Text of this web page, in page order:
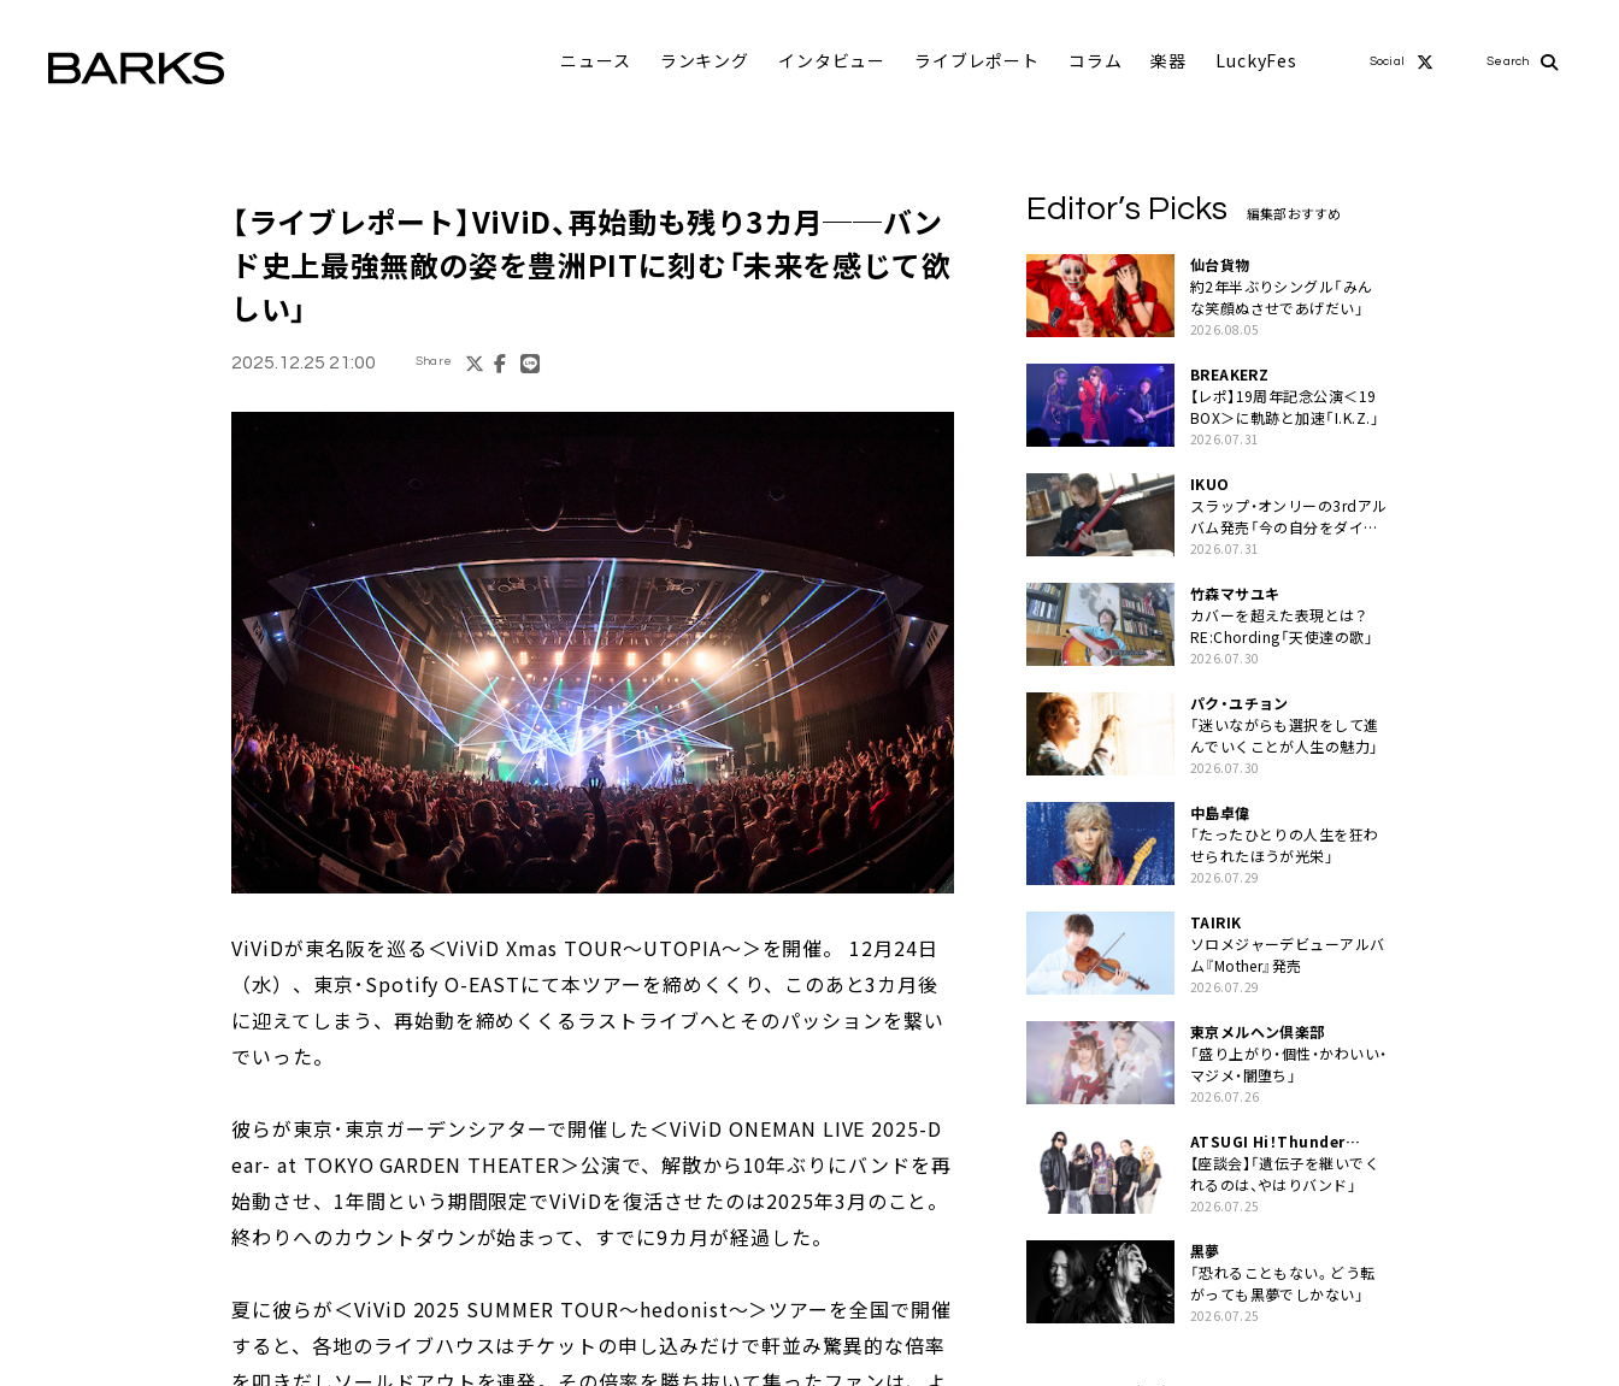
ニュース ランキング インタビュー ライブレポート コラム 楽器 LuckyFes Social Search
【ライブレポート】ViViD、再始動も残り3カ月──バン
ド史上最強無敵の姿を豊洲PITに刻む「未来を感じて欲
しい」
2025.12.25 21:00 Share
ViViDが東名阪を巡る＜ViViD Xmas TOUR～UTOPIA～＞を開催。 12月24日
（水）、東京･Spotify O-EASTにて本ツアーを締めくくり、このあと3カ月後
に迎えてしまう、再始動を締めくくるラストライブへとそのパッションを繋い
でいった。
彼らが東京･東京ガーデンシアターで開催した＜ViViD ONEMAN LIVE 2025-D
ear- at TOKYO GARDEN THEATER＞公演で、解散から10年ぶりにバンドを再
始動させ、1年間という期間限定でViViDを復活させたのは2025年3月のこと。
終わりへのカウントダウンが始まって、すでに9カ月が経過した。
夏に彼らが＜ViViD 2025 SUMMER TOUR～hedonist～＞ツアーを全国で開催
すると、各地のライブハウスはチケットの申し込みだけで軒並み驚異的な倍率
Editor’s Picks 編集部おすすめ
仙台貨物
約2年半ぶりシングル「みん
な笑顔ぬさせであげだい」
2026.08.05
BREAKERZ
【レポ】19周年記念公演＜19
BOX＞に軌跡と加速「I.K.Z.」
2026.07.31
IKUO
スラップ・オンリーの3rdアル
バム発売「今の自分をダイレ
クトに」
2026.07.31
竹森マサユキ
カバーを超えた表現とは？
RE:Chording「天使達の歌」
2026.07.30
パク・ユチョン
「迷いながらも選択をして進
んでいくことが人生の魅力」
2026.07.30
中島卓偉
「たったひとりの人生を狂わ
せられたほうが光栄」
2026.07.29
TAIRIK
ソロメジャーデビューアルバ
ム『Mother』発売
2026.07.29
東京メルヘン倶楽部
「盛り上がり・個性・かわいい・
マジメ・闇堕ち」
2026.07.26
ATSUGI Hi！Thunder
Rock Festival
【座談会】「遺伝子を継いでく
れるのは、やはりバンド」
2026.07.25
黒夢
「恐れることもない。どう転
がっても黒夢でしかない」
2026.07.25